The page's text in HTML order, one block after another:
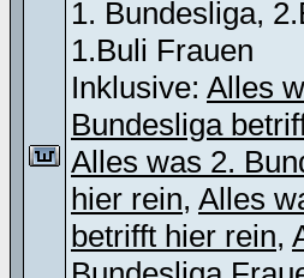
1. Bundesliga,
1.Buli Frauen
Inklusive: Alles
Bundesliga
Alles was 2.
hier rein, Alles
betrifft hier rein,